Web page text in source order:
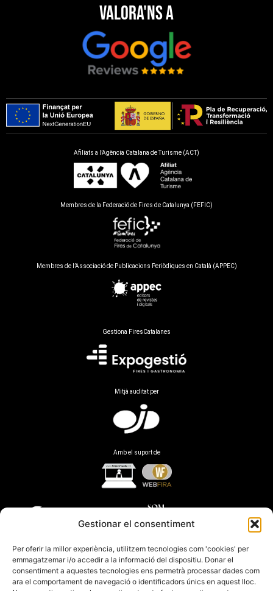
Gestionar el consentiment
Per oferir la millor experiència, utilitzem tecnologies com 'cookies' per
emmagatzemar i/o accedir a la informació del dispositiu. Donar el
consentiment a aquestes tecnologies ens permetrà processar dades com
ara el comportament de navegació o identificadors únics en aquest lloc.
Valora'ns a
Afiliats a l’Agència Catalana de Turisme (ACT)
Membres de la Federació de Fires de Catalunya (FEFIC)
Membres de l’Associació de Publicacions Periòdiques en Català (APPEC)
Gestiona FiresCatalanes
Mitjà auditat per
Amb el suport de